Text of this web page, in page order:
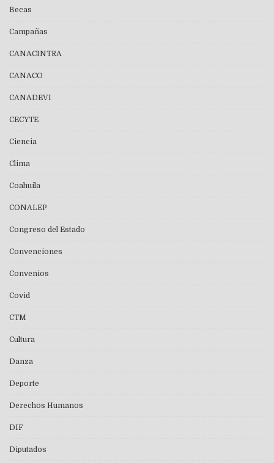
Becas
Campañas
CANACINTRA
CANACO
CANADEVI
CECYTE
Ciencia
Clima
Coahuila
CONALEP
Congreso del Estado
Convenciones
Convenios
Covid
CTM
Cultura
Danza
Deporte
Derechos Humanos
DIF
Diputados